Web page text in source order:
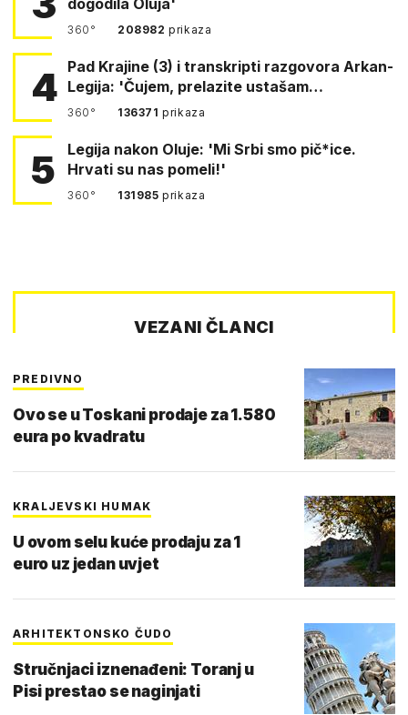
360° 208982prikaza
4 Pad Krajine (3) i transkripti razgovora Arkan-
Legija: 'Čujem, prelazite ustašam…
360° 136371prikaza
5
Legija nakon Oluje: 'Mi Srbi smo pič*ice.
Hrvati su nas pomeli!'
360° 131985prikaza
VEZANI ČLANCI
PREDIVNO
Ovo se u Toskani prodaje za 1.580
eura po kvadratu
KRALJEVSKI HUMAK
U ovom selu kuće prodaju za 1
euro uz jedan uvjet
ARHITEKTONSKO ČUDO
Stručnjaci iznenađeni: Toranj u
Pisi prestao se naginjati